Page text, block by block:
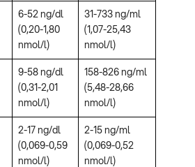
6-52 ng/dl
(0,20-1,80
nmol/l)
31-733 ng/ml
(1,07-25,43
nmol/l)
9-58 ng/dl
(0,31-2,01
nmol/l)
158-826 ng/ml
(5,48-28,66
nmol/l)
2-17 ng/dl
(0,069-0,59
nmol/l)
2-15 ng/ml
(0,069-0,52
nmol/l)